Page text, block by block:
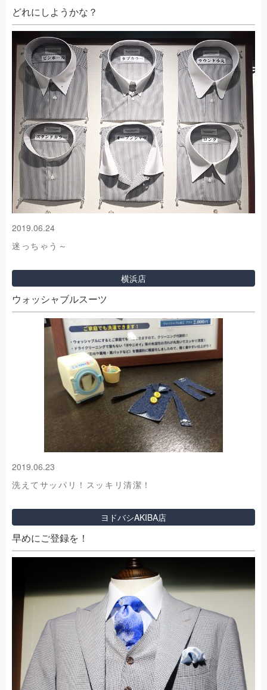
どれにしようかな？
2019.06.24
迷っちゃう～
横浜店
ウォッシャブルスーツ
2019.06.23
洗えてサッパリ！スッキリ清潔！
ヨドバシAKIBA店
早めにご登録を！